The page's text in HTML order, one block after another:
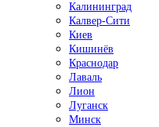
Калининград
Калвер-Сити
Киев
Кишинёв
Краснодар
Лаваль
Лион
Луганск
Минск